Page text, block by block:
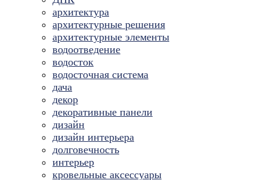
архитектура
архитектурные решения
архитектурные элементы
водоотведение
водосток
водосточная система
дача
декор
декоративные панели
дизайн
дизайн интерьера
долговечность
интерьер
кровельные аксессуары